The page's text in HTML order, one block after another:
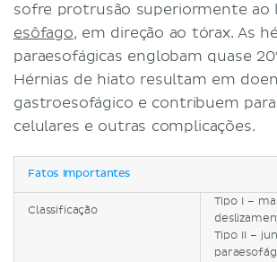
sofre protrusão superiormente ao
esôfago, em direção ao tórax. As
paraesofágicas englobam quase
Hérnias de hiato resultam em
gastroesofágico e contribuem
celulares e outras complicações.
Fatos importantes
Classificação
Tipo I –
Tipo II –